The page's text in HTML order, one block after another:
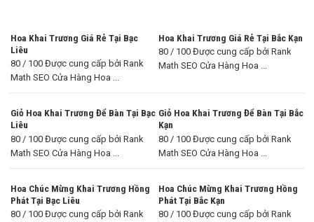
Hoa Khai Trương Giá Rẻ Tại Bạc
Liêu
80 / 100 Được cung cấp bởi Rank
Math SEO Cửa Hàng Hoa ...
Hoa Khai Trương Giá Rẻ Tại Bắc Kạn
80 / 100 Được cung cấp bởi Rank
Math SEO Cửa Hàng Hoa ...
Giỏ Hoa Khai Trương Để Bàn Tại Bạc
Liêu
80 / 100 Được cung cấp bởi Rank
Math SEO Cửa Hàng Hoa ...
Giỏ Hoa Khai Trương Để Bàn Tại Bắc
Kạn
80 / 100 Được cung cấp bởi Rank
Math SEO Cửa Hàng Hoa ...
Hoa Chúc Mừng Khai Trương Hồng
Phát Tại Bạc Liêu
80 / 100 Được cung cấp bởi Rank
Hoa Chúc Mừng Khai Trương Hồng
Phát Tại Bắc Kạn
80 / 100 Được cung cấp bởi Rank